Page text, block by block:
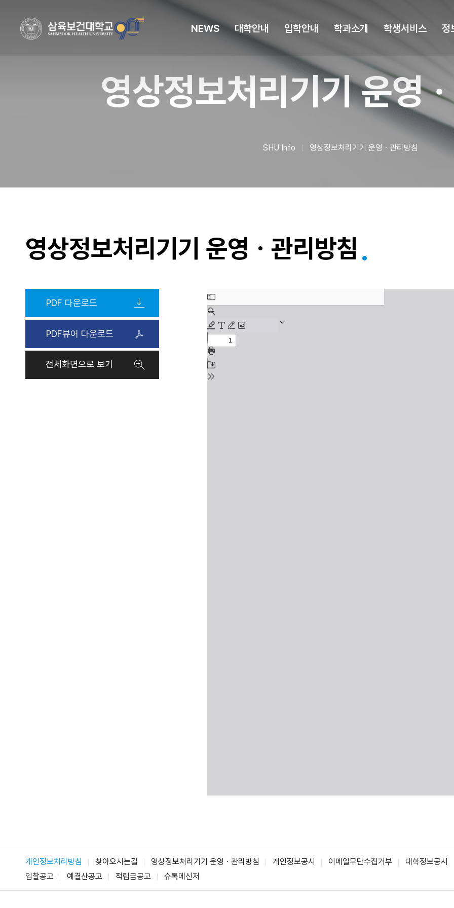
NEWS 대학안내 입학안내 학과소개 학생서비스 정
영상정보처리기기 운영
SHU Info 영상정보처리기기 운영ㆍ관리방침
영상정보처리기기 운영ㆍ관리방침
PDF 다운로드
PDF뷰어 다운로드
전체화면으로 보기
개인정보처리방침 찾아오시는길 영상정보처리기기 운영ㆍ관리방침 개인정보공시 이메일무단수집거부
대학정보공시
입찰공고
예결산공고 적립금공고 슈톡메신저